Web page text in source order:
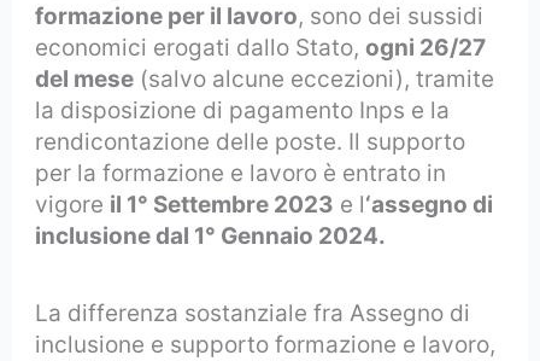
formazione per il lavoro, sono dei sussidi
economici erogati dallo Stato,ogni 26/27
del mese (salvo alcune eccezioni), tramite
la disposizione di pagamento Inps e la
rendicontazione delle poste. Il supporto
per la formazione e lavoro è entrato in
vigore il 1° Settembre 2023 e l‘assegno di
inclusione dal 1° Gennaio 2024.
La differenza sostanziale fra Assegno di
inclusione e supporto formazione e lavoro,